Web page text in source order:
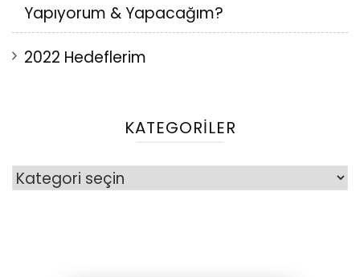
Yapıyorum & Yapacağım?
2022 Hedeflerim
KATEGORILER
Kategoriler